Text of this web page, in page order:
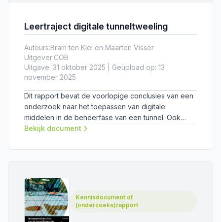
Leertraject digitale tunneltweeling
Auteurs:Bram ten Klei en Maarten Visser
Uitgever:COB
Uitgave: 31 oktober 2025 | Geüpload op: 13
november 2025
Dit rapport bevat de voorlopige conclusies van een
onderzoek naar het toepassen van digitale
middelen in de beheerfase van een tunnel. Ook
biedt het een praktische aanpak om
naar datagedreven assetmanagement.
Bekijk document
Kennisdocument of
(onderzoeks)rapport